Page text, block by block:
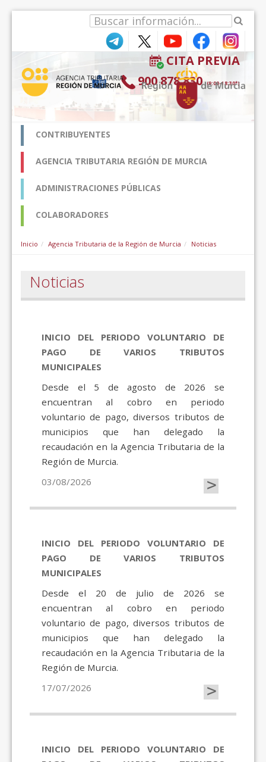
CITA PREVIA
900 878 830 (9:00-18:30*)
CONTRIBUYENTES
AGENCIA TRIBUTARIA REGIÓN DE MURCIA
ADMINISTRACIONES PÚBLICAS
COLABORADORES
Inicio Agencia Tributaria de la Región de Murcia Noticias
Noticias
INICIO DEL PERIODO VOLUNTARIO DE
PAGO DE VARIOS TRIBUTOS
MUNICIPALES
Desde el 5 de agosto de 2026 se
encuentran al cobro en periodo
voluntario de pago, diversos tributos de
municipios que han delegado la
recaudación en la Agencia Tributaria de la
Región de Murcia.
03/08/2026
>
INICIO DEL PERIODO VOLUNTARIO DE
PAGO DE VARIOS TRIBUTOS
MUNICIPALES
Desde el 20 de julio de 2026 se
encuentran al cobro en periodo
voluntario de pago, diversos tributos de
municipios que han delegado la
recaudación en la Agencia Tributaria de la
Región de Murcia.
17/07/2026
>
INICIO DEL PERIODO VOLUNTARIO DE